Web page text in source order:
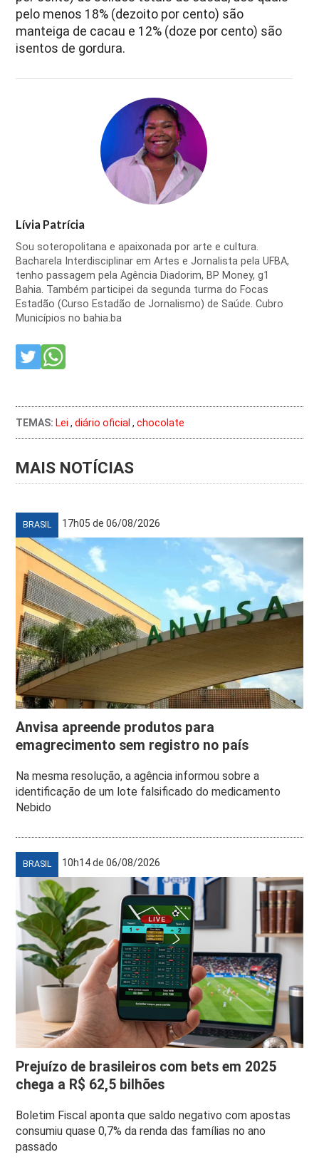
pelo menos 18% (dezoito por cento) são
manteiga de cacau e 12% (doze por cento) são
isentos de gordura.
Lívia Patrícia
Sou soteropolitana e apaixonada por arte e cultura.
Bacharela Interdisciplinar em Artes e Jornalista pela UFBA,
tenho passagem pela Agência Diadorim, BP Money, g1
Bahia. Também participei da segunda turma do Focas
Estadão (Curso Estadão de Jornalismo) de Saúde. Cubro
Municípios no bahia.ba
TEMAS: Lei ,diário oficial ,chocolate
MAIS NOTÍCIAS
BRASIL 17h05 de 06/08/2026
Anvisa apreende produtos para
emagrecimento sem registro no país
Na mesma resolução, a agência informou sobre a
identificação de um lote falsificado do medicamento
Nebido
BRASIL 10h14 de 06/08/2026
Prejuízo de brasileiros com bets em 2025
chega a R$ 62,5 bilhões
Boletim Fiscal aponta que saldo negativo com apostas
consumiu quase 0,7% da renda das famílias no ano
passado